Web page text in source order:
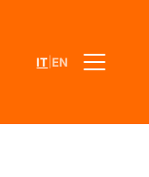
IT EN